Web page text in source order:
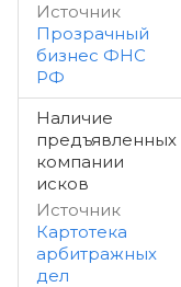
Источник
Прозрачный
бизнес ФНС
РФ
Наличие
предъявленных
компании
исков
Источник
Картотека
арбитражных
дел